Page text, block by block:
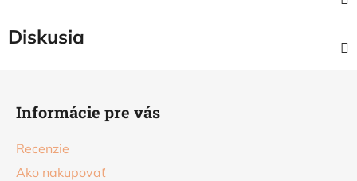
Diskusia
Informácie pre vás
Recenzie
Ako nakupovať